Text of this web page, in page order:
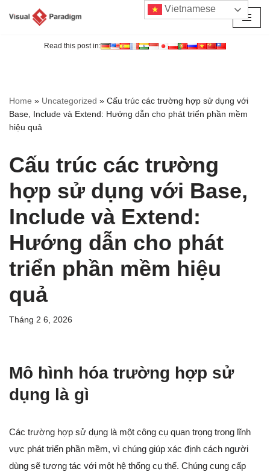
Read this post in:
Home » Uncategorized » Cấu trúc các trường hợp sử dụng với
Base, Include và Extend: Hướng dẫn cho phát triển phần mềm
hiệu quả
Cấu trúc các trường
hợp sử dụng với Base,
Include và Extend:
Hướng dẫn cho phát
triển phần mềm hiệu
quả
Tháng 2 6, 2026
Mô hình hóa trường hợp sử
dụng là gì
Các trường hợp sử dụng là một công cụ quan trọng trong lĩnh
vực phát triển phần mềm, vì chúng giúp xác định cách người
dùng sẽ tương tác với một hệ thống cụ thể. Chúng cung cấp
Vietnamese